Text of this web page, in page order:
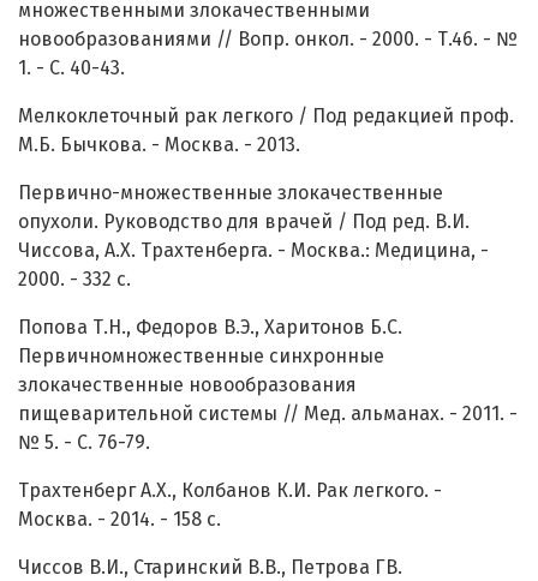
множественными злокачественными
новообразованиями // Вопр. онкол. - 2000. - Т.46. - №
1. - С. 40-43.
Мелкоклеточный рак легкого / Под редакцией проф.
М.Б. Бычкова. - Москва. - 2013.
Первично-множественные злокачественные
опухоли. Руководство для врачей / Под ред. В.И.
Чиссова, А.Х. Трахтенберга. - Москва.: Медицина, -
2000. - 332 с.
Попова Т.Н., Федоров В.Э., Харитонов Б.С.
Первичномножественные синхронные
злокачественные новообразования
пищеварительной системы // Мед. альманах. - 2011. -
№ 5. - С. 76-79.
Трахтенберг А.Х., Колбанов К.И. Рак легкого. -
Москва. - 2014. - 158 с.
Чиссов В.И., Старинский В.В., Петрова ГВ.